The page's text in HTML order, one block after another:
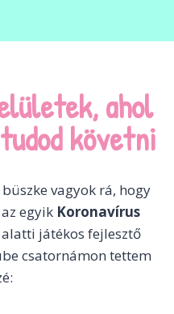
ahol
követni
vagyok rá, hogy
egyik Koronavírus
játékos fejlesztő
csatornámon tettem